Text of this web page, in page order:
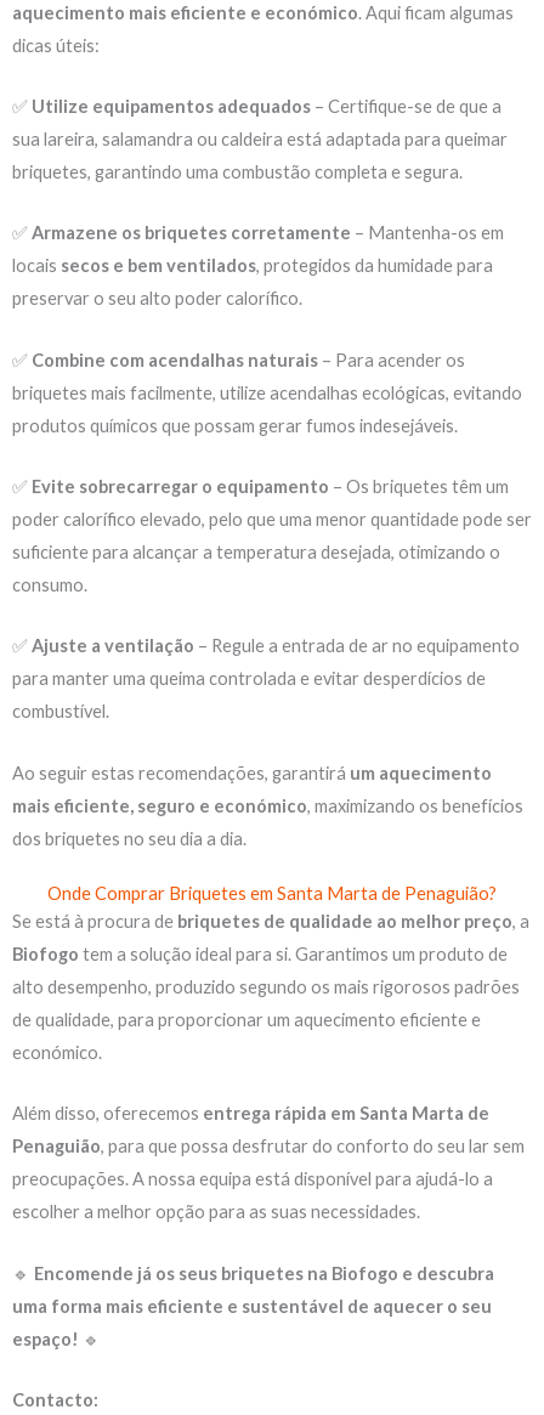
aquecimento mais eficiente e económico. Aqui ficam algumas
dicas úteis:
✅ Utilize equipamentos adequados – Certifique-se de que a
sua lareira, salamandra ou caldeira está adaptada para queimar
briquetes, garantindo uma combustão completa e segura.
✅ Armazene os briquetes corretamente – Mantenha-os em
locais secos e bem ventilados, protegidos da humidade para
preservar o seu alto poder calorífico.
✅ Combine com acendalhas naturais – Para acender os
briquetes mais facilmente, utilize acendalhas ecológicas, evitando
produtos químicos que possam gerar fumos indesejáveis.
✅ Evite sobrecarregar o equipamento – Os briquetes têm um
poder calorífico elevado, pelo que uma menor quantidade pode ser
suficiente para alcançar a temperatura desejada, otimizando o
consumo.
✅ Ajuste a ventilação – Regule a entrada de ar no equipamento
para manter uma queima controlada e evitar desperdícios de
combustível.
Ao seguir estas recomendações, garantirá um aquecimento
mais eficiente, seguro e económico, maximizando os benefícios
dos briquetes no seu dia a dia.
Onde Comprar Briquetes em Santa Marta de Penaguião?
Se está à procura de briquetes de qualidade ao melhor preço, a
Biofogo tem a solução ideal para si. Garantimos um produto de
alto desempenho, produzido segundo os mais rigorosos padrões
de qualidade, para proporcionar um aquecimento eficiente e
económico.
Além disso, oferecemos entrega rápida em Santa Marta de
Penaguião, para que possa desfrutar do conforto do seu lar sem
preocupações. A nossa equipa está disponível para ajudá-lo a
escolher a melhor opção para as suas necessidades.
🔹 Encomende já os seus briquetes na Biofogo e descubra
uma forma mais eficiente e sustentável de aquecer o seu
espaço! 🔹
Contacto: